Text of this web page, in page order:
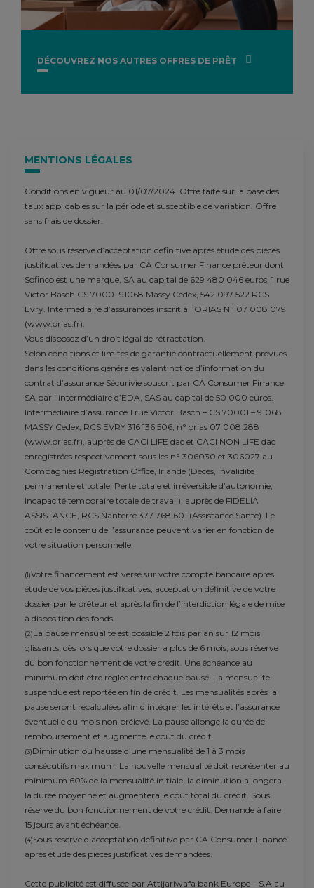
DÉCOUVREZ NOS AUTRES OFFRES DE PRÊT
MENTIONS LÉGALES
Conditions en vigueur au 01/07/2024. Offre faite sur la base des
taux applicables sur la période et susceptible de variation. Offre
sans frais de dossier.
Offre sous réserve d’acceptation définitive après étude des pièces
justificatives demandées par CA Consumer Finance prêteur dont
Sofinco est une marque, SA au capital de 629 480 046 euros, 1 rue
Victor Basch CS 70001 91068 Massy Cedex, 542 097 522 RCS
Evry. Intermédiaire d’assurances inscrit à l’ORIAS N° 07 008 079
(www.orias.fr).
Vous disposez d’un droit légal de rétractation.
Selon conditions et limites de garantie contractuellement prévues
dans les conditions générales valant notice d’information du
contrat d’assurance Sécurivie souscrit par CA Consumer Finance
SA par l’intermédiaire d’EDA, SAS au capital de 50 000 euros.
Intermédiaire d’assurance 1 rue Victor Basch – CS 70001 – 91068
MASSY Cedex, RCS EVRY 316 136 506, n° orias 07 008 288
(www.orias.fr), auprès de CACI LIFE dac et CACI NON LIFE dac
enregistrées respectivement sous les n° 306030 et 306027 au
Compagnies Registration Office, Irlande (Décès, Invalidité
permanente et totale, Perte totale et irréversible d’autonomie,
Incapacité temporaire totale de travail), auprès de FIDELIA
ASSISTANCE, RCS Nanterre 377 768 601 (Assistance Santé). Le
coût et le contenu de l’assurance peuvent varier en fonction de
votre situation personnelle.
(1)Votre financement est versé sur votre compte bancaire après
étude de vos pièces justificatives, acceptation définitive de votre
dossier par le prêteur et après la fin de l’interdiction légale de mise
à disposition des fonds.
(2)La pause mensualité est possible 2 fois par an sur 12 mois
glissants, dès lors que votre dossier a plus de 6 mois, sous réserve
du bon fonctionnement de votre crédit. Une échéance au
minimum doit être réglée entre chaque pause. La mensualité
suspendue est reportée en fin de crédit. Les mensualités après la
pause seront recalculées afin d’intégrer les intérêts et l’assurance
éventuelle du mois non prélevé. La pause allonge la durée de
remboursement et augmente le coût du crédit.
(3)Diminution ou hausse d’une mensualité de 1 à 3 mois
consécutifs maximum. La nouvelle mensualité doit représenter au
minimum 60% de la mensualité initiale, la diminution allongera
la durée moyenne et augmentera le coût total du crédit. Sous
réserve du bon fonctionnement de votre crédit. Demande à faire
15 jours avant échéance.
(4)Sous réserve d’acceptation définitive par CA Consumer Finance
après étude des pièces justificatives demandées.
Cette publicité est diffusée par Attijariwafa bank Europe – S.A au